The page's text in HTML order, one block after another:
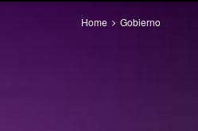
Home Gobierno